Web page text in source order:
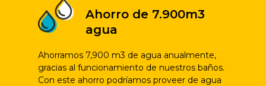
Ahorro de 7.900m3
agua
Ahorramos 7,900 m3 de agua anualmente,
gracias al funcionamiento de nuestros baños.
Con este ahorro podríamos proveer de agua